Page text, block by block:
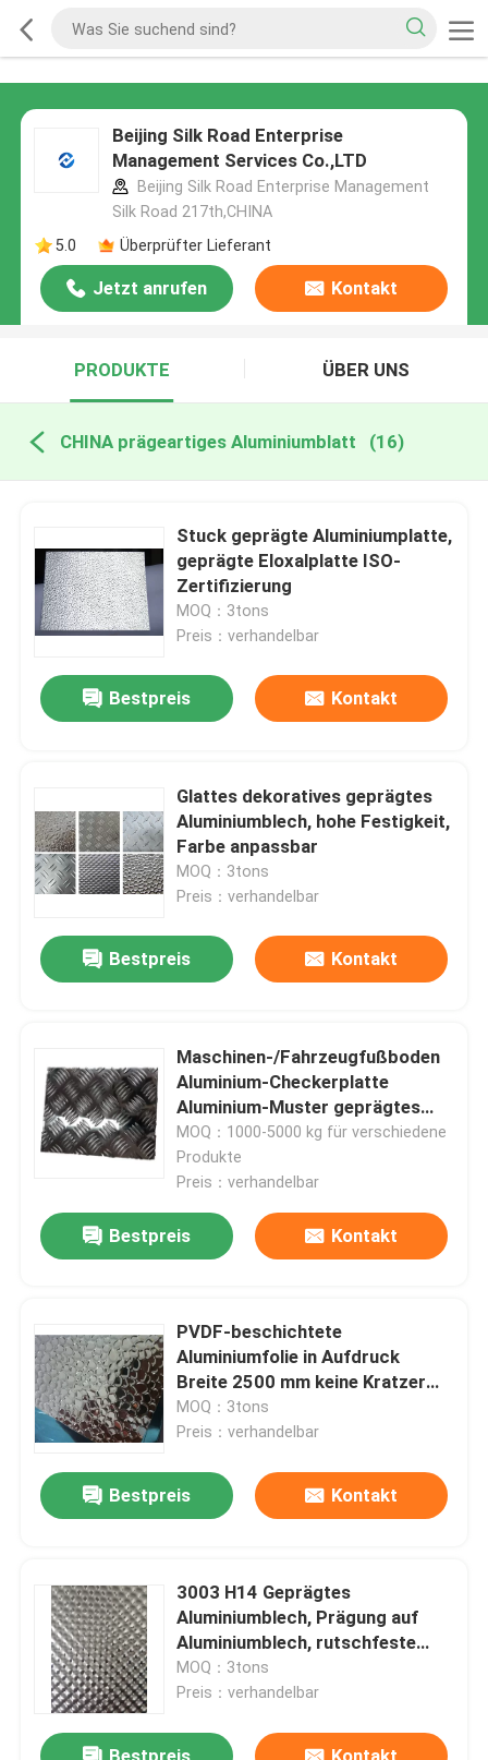
Beijing Silk Road Enterprise
Management Services Co.,LTD
Beijing Silk Road Enterprise Management
Silk Road 217th,CHINA
5.0
Überprüfter Lieferant
Jetzt anrufen Kontakt
PRODUKTE ÜBER UNS
CHINA prägeartiges Aluminiumblatt (16)
Stuck geprägte Aluminiumplatte,
geprägte Eloxalplatte ISO-
Zertifizierung
MOQ：3tons
Preis：verhandelbar
Bestpreis Kontakt
Glattes dekoratives geprägtes
Aluminiumblech, hohe Festigkeit,
Farbe anpassbar
MOQ：3tons
Preis：verhandelbar
Bestpreis Kontakt
Maschinen-/Fahrzeugfußboden
Aluminium-Checkerplatte
Aluminium-Muster geprägtes
Blatt
MOQ：1000-5000 kg für verschiedene
Produkte
Preis：verhandelbar
Bestpreis Kontakt
PVDF-beschichtete
Aluminiumfolie in Aufdruck
Breite 2500 mm keine Kratzer
für die Beleuchtung
MOQ：3tons
Preis：verhandelbar
Bestpreis Kontakt
3003 H14 Geprägtes
Aluminiumblech, Prägung auf
Aluminiumblech, rutschfeste
Leistung
MOQ：3tons
Preis：verhandelbar
Bestpreis Kontakt